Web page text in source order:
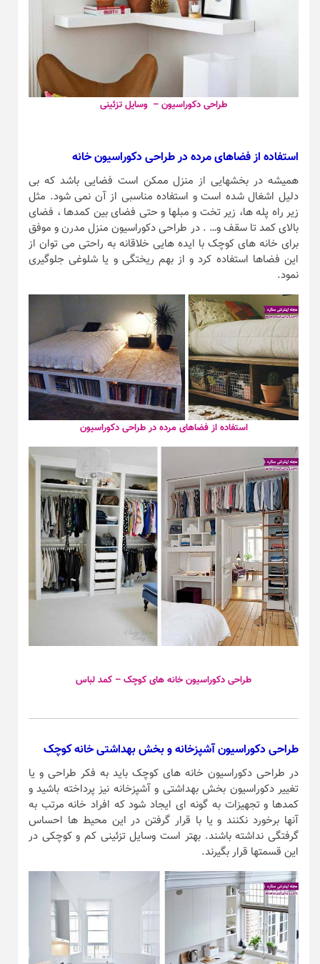
طراحی دکوراسیون – وسایل تزئینی
استفاده از فضاهای مرده در طراحی دکوراسیون خانه
همیشه در بخشهایی از منزل ممکن است فضایی باشد که بی
دلیل اشغال شده است و استفاده مناسبی از آن نمی شود. مثل
زیر راه پله ها، زیر تخت و مبلها و حتی فضای بین کمدها ، فضای
بالای کمد تا سقف و… . در طراحی دکوراسیون منزل مدرن و موفق
برای خانه های کوچک با ایده هایی خلاقانه به راحتی می توان از
این فضاها استفاده کرد و از بهم ریختگی و یا شلوغی جلوگیری
نمود.
استفاده از فضاهای مرده در طراحی دکوراسیون
طراحی دکوراسیون خانه های کوچک – کمد لباس
طراحی دکوراسیون آشپزخانه و بخش بهداشتی خانه کوچک
در طراحی دکوراسیون خانه های کوچک باید به فکر طراحی و یا
تغییر دکوراسیون بخش بهداشتی و آشپزخانه نیز پرداخته باشید و
کمدها و تجهیزات به گونه ای ایجاد شود که افراد خانه مرتب به
آنها برخورد نکنند و یا با قرار گرفتن در این محیط ها احساس
گرفتگی نداشته باشند. بهتر است وسایل تزئینی کم و کوچکی در
این قسمتها قرار بگیرند.